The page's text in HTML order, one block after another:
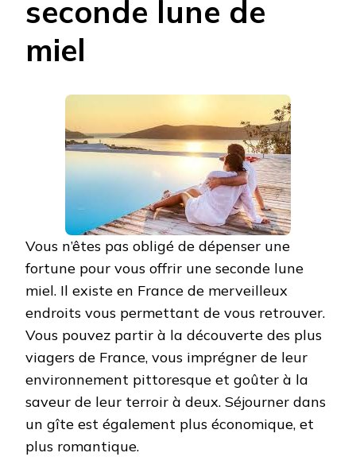
seconde lune de
miel
Vous n’êtes pas obligé de dépenser une
fortune pour vous offrir une seconde lune
miel. Il existe en France de merveilleux
endroits vous permettant de vous retrouver.
Vous pouvez partir à la découverte des plus
viagers de France, vous imprégner de leur
environnement pittoresque et goûter à la
saveur de leur terroir à deux. Séjourner dans
un gîte est également plus économique, et
plus romantique.